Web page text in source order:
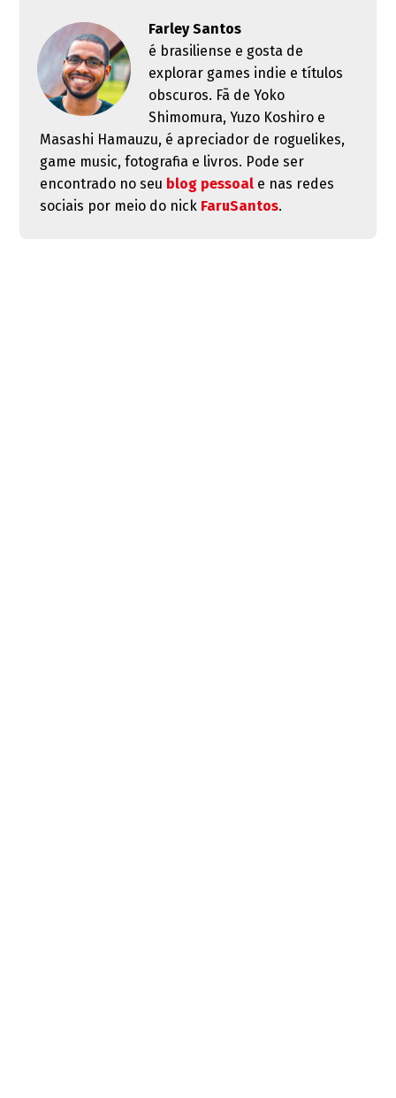
Farley Santos
é brasiliense e gosta de
explorar games indie e títulos
obscuros. Fã de Yoko
Shimomura, Yuzo Koshiro e
Masashi Hamauzu, é apreciador de roguelikes,
game music, fotografia e livros. Pode ser
encontrado no seu blog pessoale nas redes
sociais por meio do nick FaruSantos.